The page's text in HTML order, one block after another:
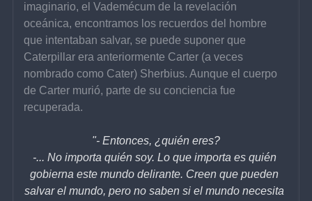
imaginario, el Vademécum de la revelación
oceánica, encontramos los recuerdos del hombre
que intentaban salvar, se puede suponer que
Caterpillar era anteriormente Carter (a veces
nombrado como Cater) Sherbius. Aunque el cuerpo
de Carter murió, parte de su conciencia fue
recuperada.
"- Entonces, ¿quién eres?
-... No importa quién soy. Lo que importa es quién
gobierna este mundo delirante. Creen que pueden
salvar el mundo, pero no saben si el mundo necesita